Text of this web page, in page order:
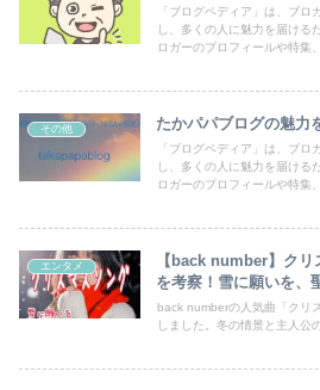
「ブログペディア」は、ブロ
し、多くの人に魅力を届ける
ロガーのプロフィールや特集
その他 たかパパブログの魅力
「ブログペディア」は、ブロ
し、多くの人に魅力を届ける
ロガーのプロフィールや特集
エンタメ
【back number】ク
を考察！雪に願いを、
back numberの人気曲「クリ
しました。冬の情景と主人公